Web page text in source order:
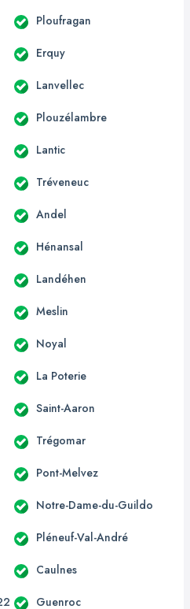
Ploufragan
Erquy
Lanvellec
Plouzélambre
Lantic
Tréveneuc
Andel
Hénansal
Landéhen
Meslin
Noyal
La Poterie
Saint-Aaron
Trégomar
Pont-Melvez
Notre-Dame-du-Guildo
Pléneuf-Val-André
Caulnes
Guenroc